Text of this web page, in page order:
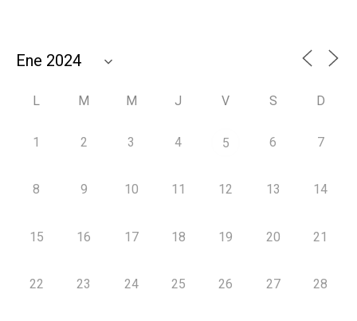
L M M J V S D
1 2 3 4 5 6 7
8 9 10 11 12 13 14
15 16 17 18 19 20 21
22 23 24 25 26 27 28